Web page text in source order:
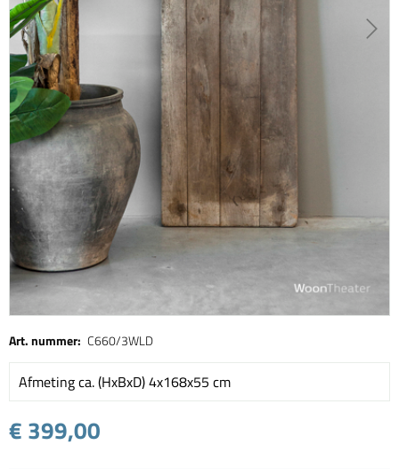
Art. nummer: C660/3WLD
Afmeting ca. (HxBxD) 4x168x55 cm
€ 399,00